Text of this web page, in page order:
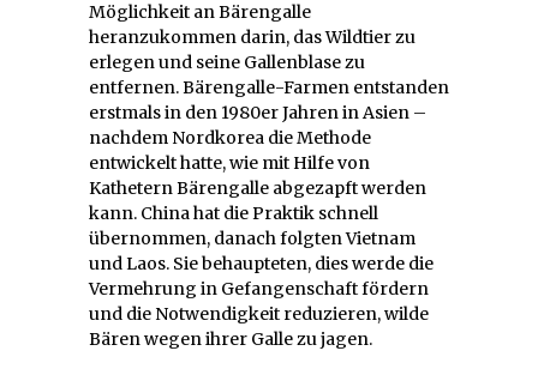
Möglichkeit an Bärengalle
heranzukommen darin, das Wildtier zu
erlegen und seine Gallenblase zu
entfernen. Bärengalle-Farmen entstanden
erstmals in den 1980er Jahren in Asien –
nachdem Nordkorea die Methode
entwickelt hatte, wie mit Hilfe von
Kathetern Bärengalle abgezapft werden
kann. China hat die Praktik schnell
übernommen, danach folgten Vietnam
und Laos. Sie behaupteten, dies werde die
Vermehrung in Gefangenschaft fördern
und die Notwendigkeit reduzieren, wilde
Bären wegen ihrer Galle zu jagen.